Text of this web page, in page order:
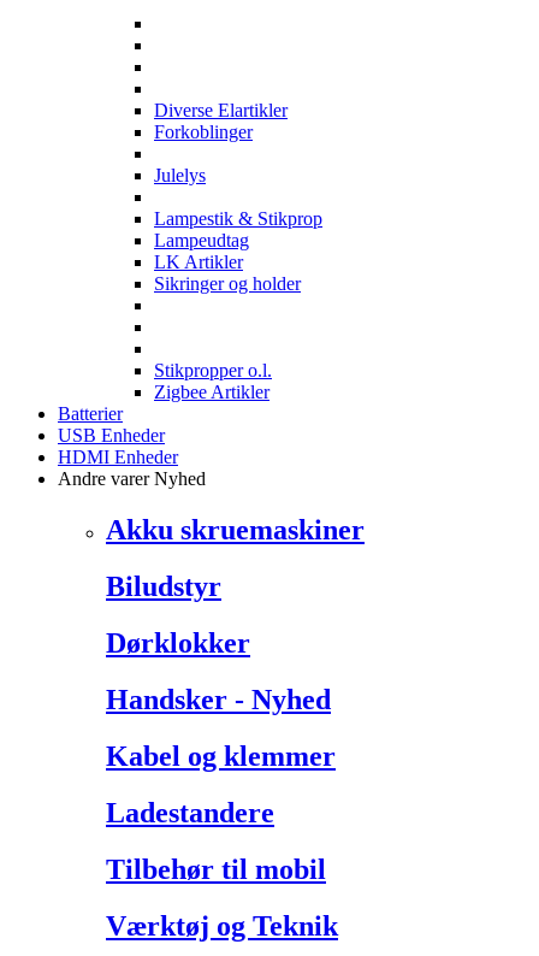
Diverse Elartikler
Forkoblinger
Julelys
Lampestik & Stikprop
Lampeudtag
LK Artikler
Sikringer og holder
Stikpropper o.l.
Zigbee Artikler
Batterier
USB Enheder
HDMI Enheder
Andre varerNyhed
Akku skruemaskiner
Biludstyr
Dørklokker
Handsker - Nyhed
Kabel og klemmer
Ladestandere
Tilbehør til mobil
Værktøj og Teknik